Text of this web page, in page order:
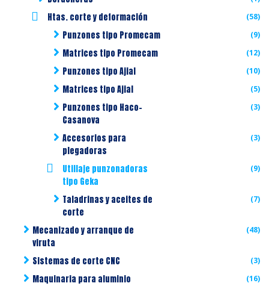
Htas. corte y deformación (58)
Punzones tipo Promecam (9)
Matrices tipo Promecam (12)
Punzones tipo Ajial (10)
Matrices tipo Ajial (5)
Punzones tipo Haco-
Casanova
(3)
Accesorios para
plegadoras
(3)
Utillaje punzonadoras
tipo Geka
(9)
Taladrinas y aceites de
corte
(7)
Mecanizado y arranque de
viruta
(48)
Sistemas de corte CNC (3)
Maquinaria para aluminio (16)